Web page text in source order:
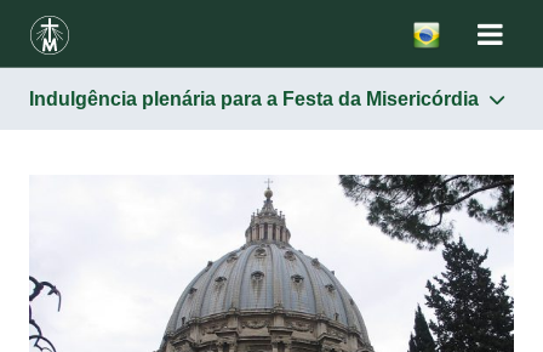
Indulgência plenária para a Festa da Misericórdia
Instituição da Festa da Misericórdia
Indulgência plenária para a Festa da Misericórdia